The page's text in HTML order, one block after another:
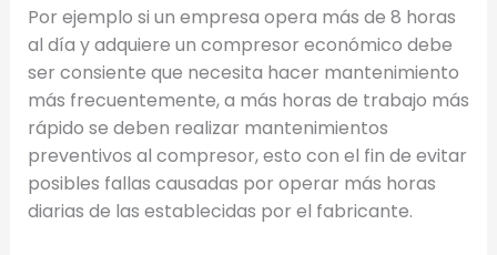
Por ejemplo si un empresa opera más de 8 horas
al día y adquiere un compresor económico debe
ser consiente que necesita hacer mantenimiento
más frecuentemente, a más horas de trabajo más
rápido se deben realizar mantenimientos
preventivos al compresor, esto con el fin de evitar
posibles fallas causadas por operar más horas
diarias de las establecidas por el fabricante.